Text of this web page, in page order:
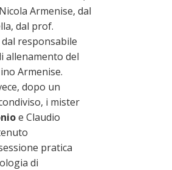
Armenise, dal
dal prof.
dal responsabile
allenamento del
Armenise.
dopo un
i mister
e Claudio
pratica
di